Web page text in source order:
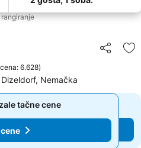
Deli
6.628)
Nemačka
tačne cene
cene
tačne cene